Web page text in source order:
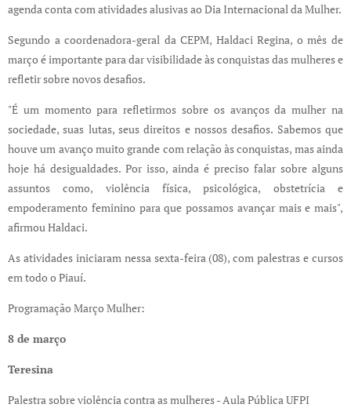
agenda conta com atividades alusivas ao Dia Internacional da Mulher.
Segundo a coordenadora-geral da CEPM, Haldaci Regina, o mês de
março é importante para dar visibilidade às conquistas das mulheres e
refletir sobre novos desafios.
"É um momento para refletirmos sobre os avanços da mulher na
sociedade, suas lutas, seus direitos e nossos desafios. Sabemos que
houve um avanço muito grande com relação às conquistas, mas ainda
hoje há desigualdades. Por isso, ainda é preciso falar sobre alguns
assuntos como, violência física, psicológica, obstetrícia e
empoderamento feminino para que possamos avançar mais e mais",
afirmou Haldaci.
As atividades iniciaram nessa sexta-feira (08), com palestras e cursos
em todo o Piauí.
Programação Março Mulher:
8 de março
Teresina
Palestra sobre violência contra as mulheres - Aula Pública UFPI